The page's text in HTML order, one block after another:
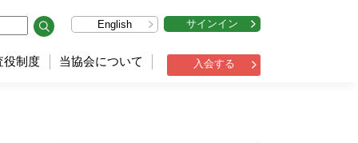
役制度 当協会について 入会する
English サインイン